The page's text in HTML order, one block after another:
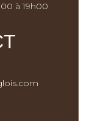
à 19h00